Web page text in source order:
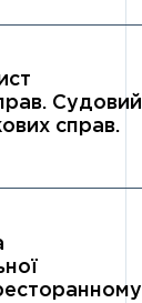
Судовий
справ.